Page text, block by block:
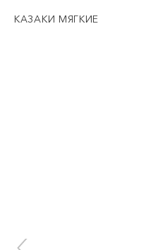
КАЗАКИ МЯГКИЕ